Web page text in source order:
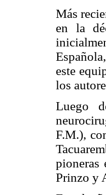
Más
en la
este
los
Luego
F.M.),
pioneras
Prinzo y